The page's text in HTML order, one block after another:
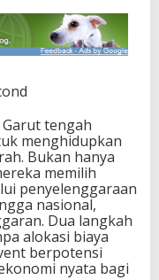
Garut tengah
menghidupkan
Bukan hanya
memilih
penyelenggaraan
nasional,
Dua langkah
alokasi biaya
berpotensi
nyata bagi